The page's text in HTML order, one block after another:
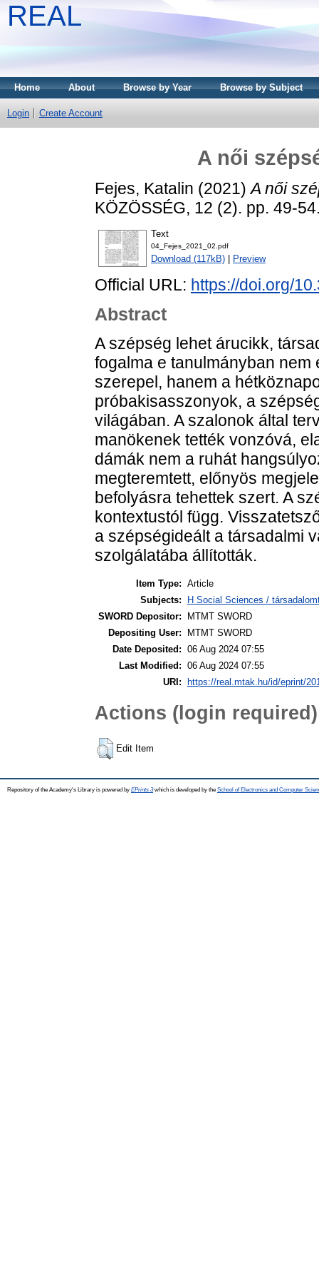
REAL
Home About Browse by Year Browse by Subject
Login Create Account
A női
Fejes, Katalin (2021)A női
KÖZÖSSÉG, 12 (2). pp. 49-
Text
04_Fejes_2021_02.pdf
Download (117kB) Preview
Official URL: https://doi.org/
Abstract
A szépség lehet árucikk,
fogalma e tanulmányban
szerepel, hanem a
próbakisasszonyok, a
világában. A szalonok által
manökenek tették vonzóvá,
dámák nem a ruhát
megteremtett, előnyös
befolyásra tehettek szert. A
kontextustól függ.
a szépségideált a társadalmi
szolgálatába állították.
Item Type: Article
Subjects:
H Social Sciences /
SWORD Depositor:
MTMT SWORD
Depositing User:
MTMT SWORD
Date Deposited: 06 Aug 2024 07:55
Last Modified: 06 Aug 2024 07:55
URI:
https://real.mtak.hu/id/eprint/
Actions (login required)
Edit Item
Repository of the Academy's Library is powered by EPrints 3which is developed by the School of Electronics and Computer